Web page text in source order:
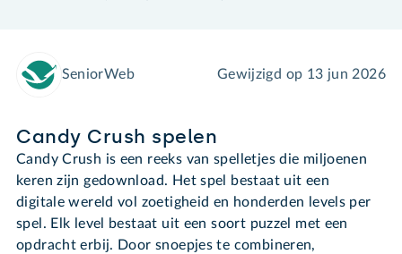
SeniorWeb Gewijzigd op 13 jun 2026
Candy Crush spelen
Candy Crush is een reeks van spelletjes die miljoenen
keren zijn gedownload. Het spel bestaat uit een
digitale wereld vol zoetigheid en honderden levels per
spel. Elk level bestaat uit een soort puzzel met een
opdracht erbij. Door snoepjes te combineren,